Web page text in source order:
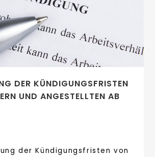
DER KÜNDIGUNGSFRISTEN
UND ANGESTELLTEN AB
der Kündigungsfristen von